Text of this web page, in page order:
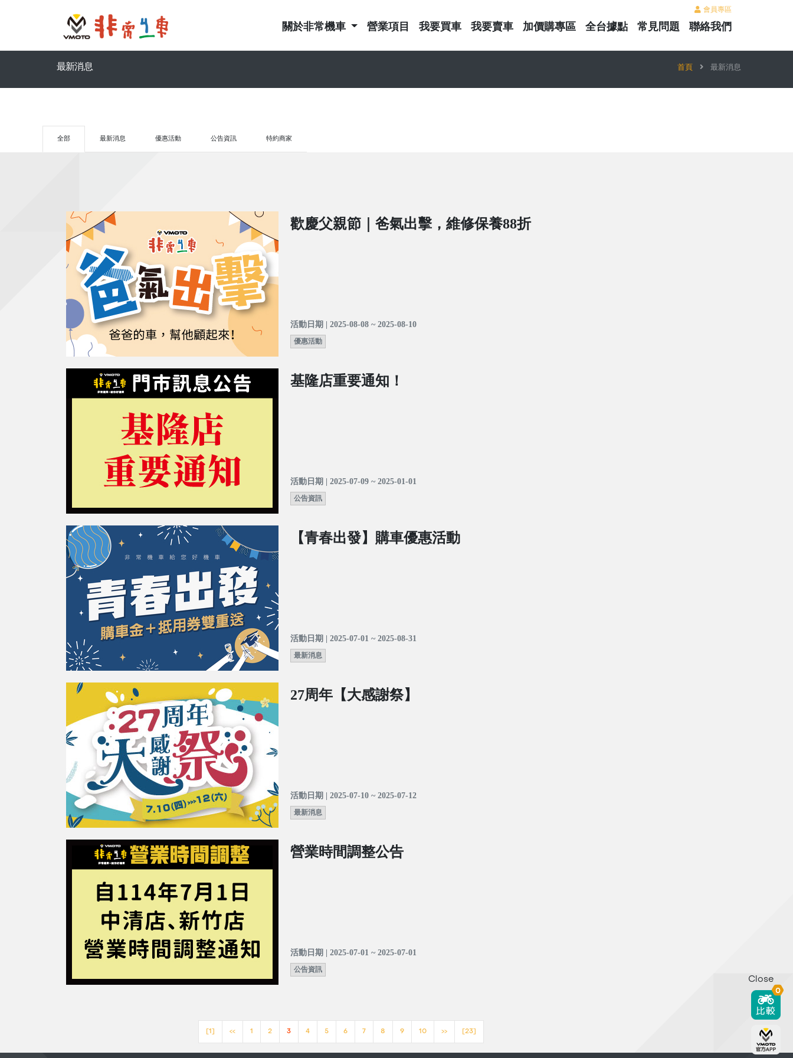
會員專區
關於非常機車 營業項目 我要買車 我要賣車 加價購專區 全台據點 常見問題 聯絡我們
最新消息 首頁 最新消息
全部 最新消息 優惠活動 公告資訊 特約商家
歡慶父親節｜爸氣出擊，維修保養88折
活動日期 | 2025-08-08 ~ 2025-08-10
優惠活動
基隆店重要通知！
活動日期 | 2025-07-09 ~ 2025-01-01
公告資訊
【青春出發】購車優惠活動
活動日期 | 2025-07-01 ~ 2025-08-31
最新消息
27周年【大感謝祭】
活動日期 | 2025-07-10 ~ 2025-07-12
最新消息
營業時間調整公告
活動日期 | 2025-07-01 ~ 2025-07-01
公告資訊
[1] << 1 2 3 4 5 6 7 8 9 10 >> [23]
Close
0